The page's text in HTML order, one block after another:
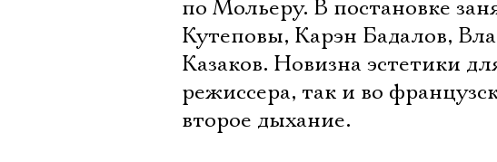
по Мольеру. В постановке
Кутеповы, Карэн Бадалов,
Казаков. Новизна эстетики
режиссера, так и во
второе дыхание.